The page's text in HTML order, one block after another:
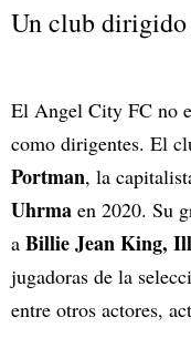
Un club
El Angel City FC no
como dirigentes. El
Portman, la
Uhrma en 2020. Su
a Billie Jean King,
jugadoras de la
entre otros actores,